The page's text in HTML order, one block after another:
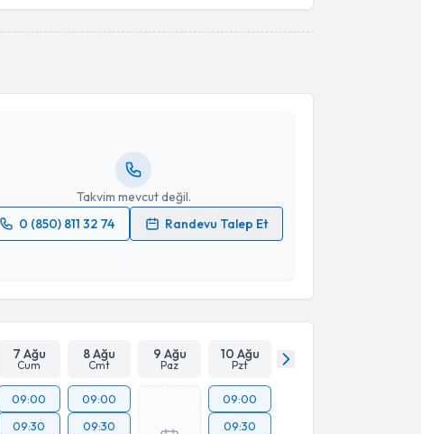
Takvim Talebini Gönder
Takvim mevcut değil.
0 (850) 811 32 74
Randevu Talep Et
Takvimi Talebi
Üyesi Hasan Can Könteiçin randevu takvimi talebi
Size bu uzmandan randevu almanız için bir takvim
7 Ağu
Cum
8 Ağu
Cmt
9 Ağu
Paz
10 Ağu
Pzt
09:00
09:30
09:00
09:30
09:00
09:30